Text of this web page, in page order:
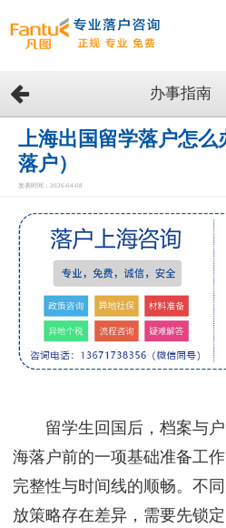
网
站
首
页
留
生
务
优
案
客
办事指南
上海出国留学落户怎么
落户）
发表时间：2026-04-08
留学生回国后，档案与户
海落户前的一项基础准备工
完整性与时间线的顺畅。不
放策略存在差异，需要先锁